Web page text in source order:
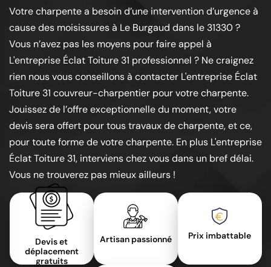
Votre charpente a besoin d’une intervention d’urgence à
cause des moisissures à Le Burgaud dans le 31330 ?
Vous n’avez pas les moyens pour faire appel à
L'entreprise Éclat Toiture 31 professionnel ? Ne craignez
rien nous vous conseillons à contacter L'entreprise Éclat
Toiture 31 couvreur-charpentier pour votre charpente.
Jouissez de l’offre exceptionnelle du moment, votre
devis sera offert pour tous travaux de charpente, et ce,
pour toute forme de votre charpente. En plus L'entreprise
Éclat Toiture 31, interviens chez vous dans un bref délai.
Vous ne trouverez pas mieux ailleurs !
Devis et
déplacement
gratuits
Artisan passionné Prix imbattable